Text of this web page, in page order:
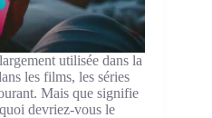
utilisée dans la
les films, les séries
Mais que signifie
devriez-vous le